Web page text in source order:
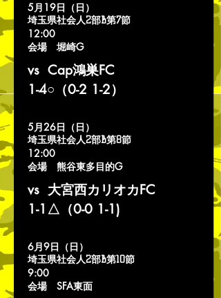
5月19日（日）
埼玉県社会人2部B第7節
12:00
会場 堀崎G
vs Cap鴻巣FC
​1-4○（0-2 1-2）
5月26日（日）
埼玉県社会人2部B第8節
12:00
会場 熊谷東多目的G
vs 大宮西カリオカFC
1-1△（0-0 1-1)
6月9日（日）
埼玉県社会人2部B第10節
9:00
会場 SFA東面